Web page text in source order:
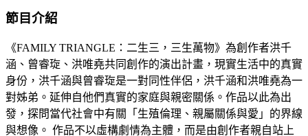
節目介紹
《FAMILY TRIANGLE：二生三，三生萬物》為創作者洪千
涵、曾睿琁、洪唯堯共同創作的演出計畫，現實生活中的真實
身份，洪千涵與曾睿琁是一對同性伴侶，洪千涵和洪唯堯為一
對姊弟。延伸自他們真實的家庭與親密關係。作品以此為出
發，探問當代社會中有關「生殖倫理、親屬關係與愛」的界線
與想像。 作品不以虛構劇情為主體，而是由創作者親自站上